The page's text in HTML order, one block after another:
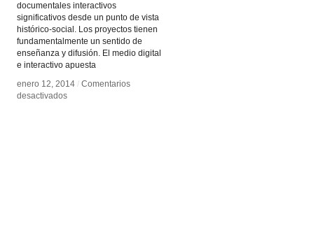
documentales interactivos
significativos desde un punto de vista
histórico-social. Los proyectos tienen
fundamentalmente un sentido de
enseñanza y difusión. El medio digital
e interactivo apuesta
enero 12, 2014 / Comentarios
desactivadosen
enero 12, 2014 / Comentarios
desactivadosen